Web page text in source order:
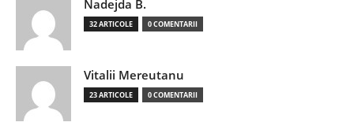
Nadejda B.
32 ARTICOLE 0 COMENTARII
Vitalii Mereutanu
23 ARTICOLE 0 COMENTARII